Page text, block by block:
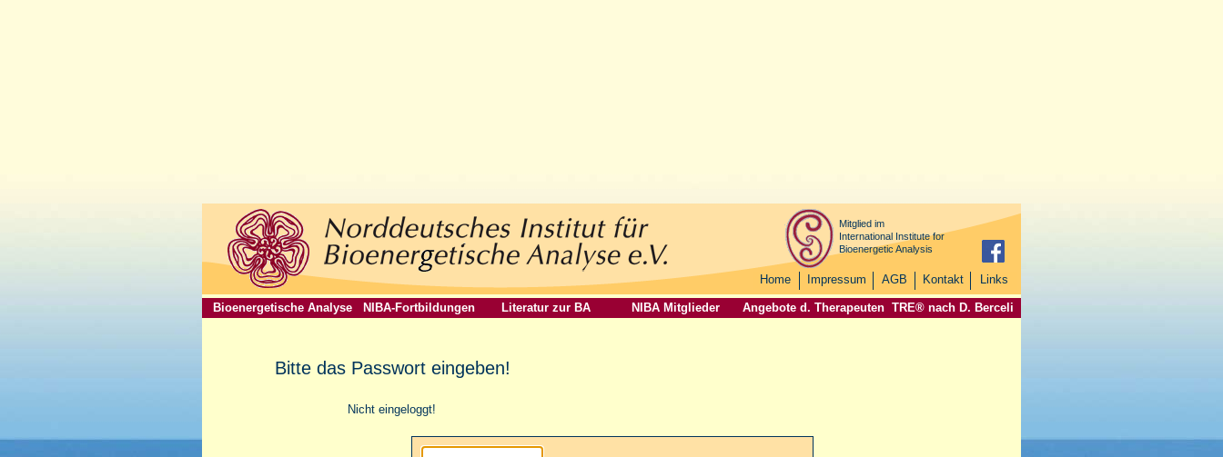
Mitglied im
International Institute for
Bioenergetic Analysis
Home Impressum AGB Kontakt Links
Bioenergetische Analyse NIBA-Fortbildungen Literatur zur BA NIBA Mitglieder Angebote d. Therapeuten TRE® nach D. Berceli
Bitte das Passwort eingeben!
Nicht eingeloggt!